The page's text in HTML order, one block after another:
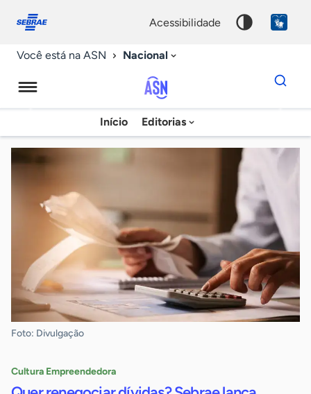
conosco
acessibilidade
Você está na ASN Nacional
Agência
Sebrae
Início Editorias
Dados
para
chave
Foto: Divulgação
Cultura Empreendedora